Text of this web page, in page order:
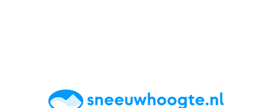
AccommodatiesTipsReviewsLive updatesApp